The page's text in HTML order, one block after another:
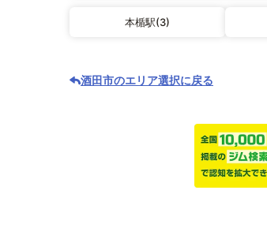
本楯駅(3)
酒田市のエリア選択に戻る